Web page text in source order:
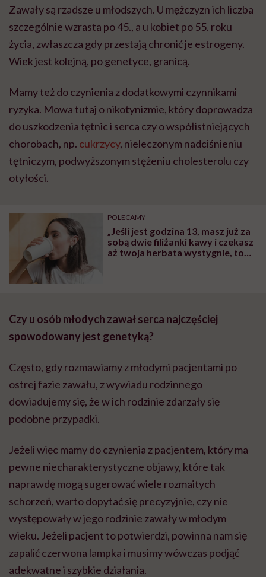
Zawały są rzadsze u młodszych. U mężczyzn ich liczba
szczególnie wzrasta po 45., a u kobiet po 55. roku
życia, zwłaszcza gdy przestają chronić je estrogeny.
Wiek jest kolejną, po genetyce, granicą.
Mamy też do czynienia z dodatkowymi czynnikami
ryzyka. Mowa tutaj o nikotynizmie, który doprowadza
do uszkodzenia tętnic i serca czy o współistniejących
chorobach, np. cukrzycy, nieleczonym nadciśnieniu
tętniczym, podwyższonym stężeniu cholesterolu czy
otyłości.
POLECAMY
„Jeśli jest godzina 13, masz już za
sobą dwie filiżanki kawy i czekasz
aż twoja herbata wystygnie, to
Czy u osób młodych zawał serca najczęściej
spowodowany jest genetyką?
Często, gdy rozmawiamy z młodymi pacjentami po
ostrej fazie zawału, z wywiadu rodzinnego
dowiadujemy się, że w ich rodzinie zdarzały się
podobne przypadki.
Jeżeli więc mamy do czynienia z pacjentem, który ma
pewne niecharakterystyczne objawy, które tak
naprawdę mogą sugerować wiele rozmaitych
schorzeń, warto dopytać się precyzyjnie, czy nie
występowały w jego rodzinie zawały w młodym
wieku. Jeżeli pacjent to potwierdzi, powinna nam się
zapalić czerwona lampka i musimy wówczas podjąć
adekwatne i szybkie działania.